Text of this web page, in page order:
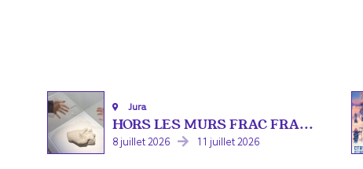
Jura
HORS LES MURS FRAC FRA...
8 juillet 2026 11 juillet 2026